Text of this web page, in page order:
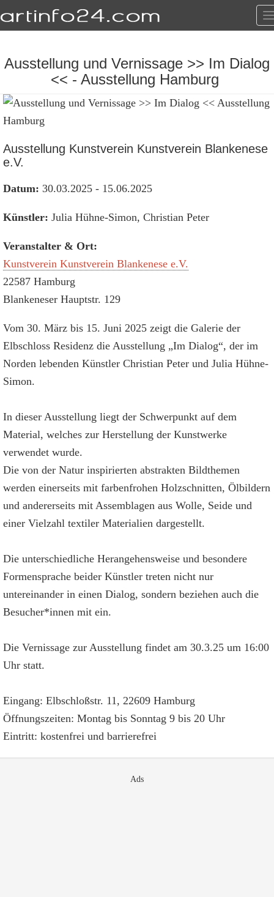
Ausstellung und Vernissage >> Im Dialog
<< - Ausstellung Hamburg
Ausstellung Kunstverein Kunstverein Blankenese
e.V.
Datum: 30.03.2025 - 15.06.2025
Künstler: Julia Hühne-Simon, Christian Peter
Veranstalter & Ort:
Kunstverein Kunstverein Blankenese e.V.
22587 Hamburg
Blankeneser Hauptstr. 129
Vom 30. März bis 15. Juni 2025 zeigt die Galerie der
Elbschloss Residenz die Ausstellung „Im Dialog“, der im
Norden lebenden Künstler Christian Peter und Julia Hühne-
Simon.
In dieser Ausstellung liegt der Schwerpunkt auf dem
Material, welches zur Herstellung der Kunstwerke
verwendet wurde.
Die von der Natur inspirierten abstrakten Bildthemen
werden einerseits mit farbenfrohen Holzschnitten, Ölbildern
und andererseits mit Assemblagen aus Wolle, Seide und
einer Vielzahl textiler Materialien dargestellt.
Die unterschiedliche Herangehensweise und besondere
Formensprache beider Künstler treten nicht nur
untereinander in einen Dialog, sondern beziehen auch die
Besucher*innen mit ein.
Die Vernissage zur Ausstellung findet am 30.3.25 um 16:00
Uhr statt.
Eingang: Elbschloßstr. 11, 22609 Hamburg
Öffnungszeiten: Montag bis Sonntag 9 bis 20 Uhr
Eintritt: kostenfrei und barrierefrei
Ads